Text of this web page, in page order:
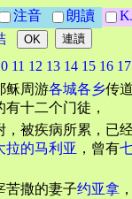
注音 朗讀
11 12 13 14 15 16 17
稣周游各城各乡传
有十二个门徒，
，被疾病所累，已
拉的马利亚 ，曾有
苦撒的妻子约亚拿